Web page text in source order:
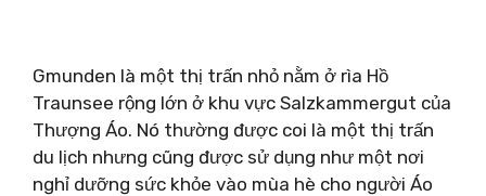
Gmunden là một thị trấn nhỏ nằm ở rìa Hồ
Traunsee rộng lớn ở khu vực Salzkammergut của
Thượng Áo. Nó thường được coi là một thị trấn
du lịch nhưng cũng được sử dụng như một nơi
nghỉ dưỡng sức khỏe vào mùa hè cho người Áo